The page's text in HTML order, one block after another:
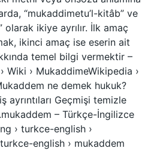
“mukaddimetu’l-kitâb” ve
olarak ikiye ayrılır. İlk amaç
ikinci amaç ise eserin ait
temel bilgi vermektir –
Wiki › MukaddimeWikipedia ›
ne demek hukuk?
ayrıntıları Geçmişi temizle
– Türkçe-İngilizce
› turkce-english ›
english › mukaddem